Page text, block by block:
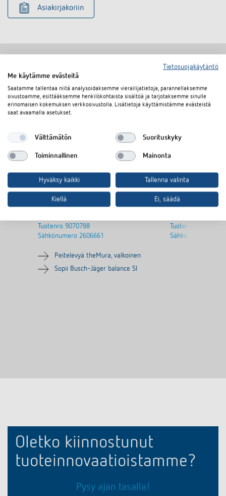
Asiakirjakoriin
Samanlaisia tuotteita
Tuotenro 9070788
Sähkönumero 2606661
Peitelevyä theMura, valkoinen
Sopii Busch-Jäger balance SI
Tuotenro
Sähkönumero
Oletko kiinnostunut
tuoteinnovaatioistamme?
Pysy ajan tasalla!
Tietosuojakäytäntö
Me käytämme evästeitä
Saatamme tallentaa niitä analysoidaksemme vierailijatietoja, parannellaksemme
sivustoamme, esittääksemme henkilökohtaista sisältöä ja tarjotaksemme sinulle
erinomaisen kokemuksen verkkosivustolla. Lisätietoja käyttämistämme evästeistä
saat avaamalla asetukset.
Välttämätön Suorituskyky
Toiminnallinen Mainonta
Hyväksy kaikki Tallenna valinta
Kiellä Ei, säädä